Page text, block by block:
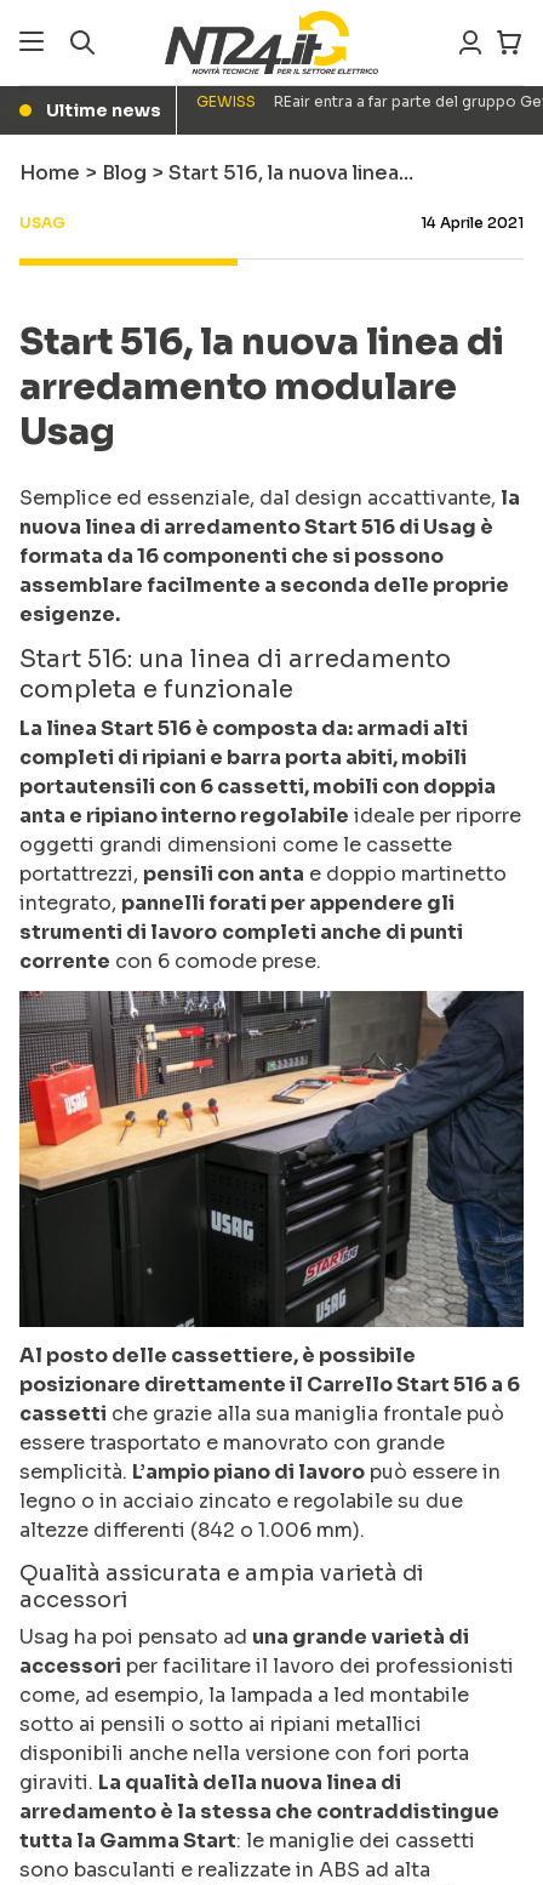
● Ultime news GEWISS REair entra a far parte del gruppo
Home > Blog > Start 516, la nuova linea…
USAG 14 Aprile 2021
Start 516, la nuova linea di
arredamento modulare
Usag
Semplice ed essenziale, dal design accattivante, la
nuova linea di arredamento Start 516 di Usag è
formata da 16 componenti che si possono
assemblare facilmente a seconda delle proprie
esigenze.
Start 516: una linea di arredamento
completa e funzionale
La linea Start 516 è composta da: armadi alti
completi di ripiani e barra porta abiti, mobili
portautensili con 6 cassetti, mobili con doppia
anta e ripiano interno regolabile ideale per riporre
oggetti grandi dimensioni come le cassette
portattrezzi, pensili con anta e doppio martinetto
integrato, pannelli forati per appendere gli
strumenti di lavoro completi anche di punti
corrente con 6 comode prese.
Al posto delle cassettiere, è possibile
posizionare direttamente il Carrello Start 516 a 6
cassetti che grazie alla sua maniglia frontale può
essere trasportato e manovrato con grande
semplicità. L’ampio piano di lavoro può essere in
legno o in acciaio zincato e regolabile su due
altezze differenti (842 o 1.006 mm).
Qualità assicurata e ampia varietà di
accessori
Usag ha poi pensato ad una grande varietà di
accessori per facilitare il lavoro dei professionisti
come, ad esempio, la lampada a led montabile
sotto ai pensili o sotto ai ripiani metallici
disponibili anche nella versione con fori porta
giraviti. La qualità della nuova linea di
arredamento è la stessa che contraddistingue
tutta la Gamma Start: le maniglie dei cassetti
sono basculanti e realizzate in ABS ad alta